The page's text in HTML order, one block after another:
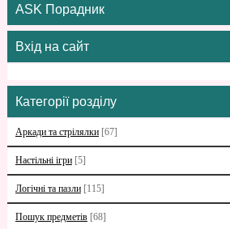
ASK Порадник
Вхід на сайт
Категорії розділу
Аркади та стрілялки [67]
Настільні ігри [5]
Логічні та пазли [115]
Пошук предметів [68]